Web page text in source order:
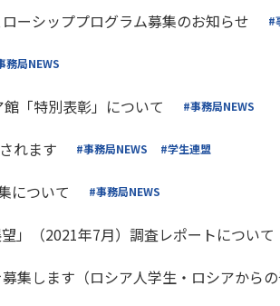
ーシッププログラム募集のお知らせ #
務局NEWS
「特別表彰」について #事務局NEWS
れます #事務局NEWS #学生連盟
について #事務局NEWS
」（2021年7月）調査レポートについて
集します（ロシア人学生・ロシアからの